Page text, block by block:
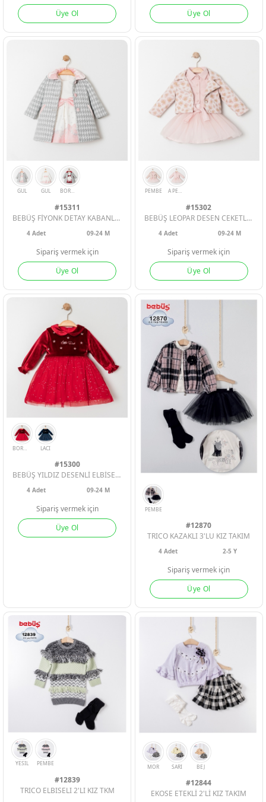
KIZ ÇOCUK
KIZ ÇOCUK
KIZ ÇOCUK
SOMON BEYAZ
Üye Ol
GUL
Üye Ol
GUL BORDO
#15311
BEBÜŞ FİYONK DETAY KABANLI KIZ BEBE 2Lİ TAKIM
4Adet 09-24 M
Sipariş vermek için
Üye Ol
PEMBE
#15302
BEBÜŞ LEOPAR DESEN CEKETLİ KIZ BEBE 3LÜ TAKIM
4 Adet 09-24 M
Sipariş vermek için
Üye Ol
#15300
BEBÜŞ YILDIZ DESENLİ ELBİSE KIZ BEBE
4Adet 09-24 M
Sipariş vermek için
Üye Ol
#12870
TRICO KAZAKLI 3'LU KIZ TAKIM
4 Adet 2-5 Y
Sipariş vermek için
Üye Ol
#12839
TRICO ELBISELI 2'LI KIZ TKM
#12844
EKOSE ETEKLİ 2'Lİ KIZ TAKIM